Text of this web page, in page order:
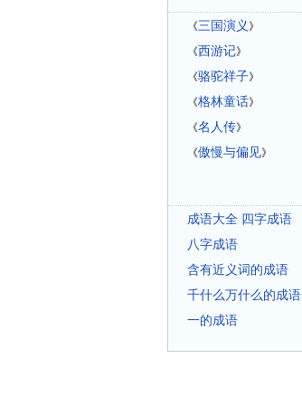
《三国演义 》
《西游记》
《骆驼祥子》
《格林童话》
《名人传》
《傲慢与偏见》
成语大全 四字成语
八字成语
含有近义词的成语
千什么万什么的成语
一的成语